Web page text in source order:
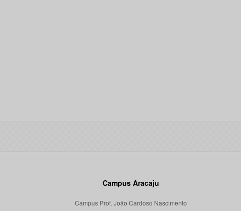
Campus Aracaju
Campus Prof. João Cardoso Nascimento